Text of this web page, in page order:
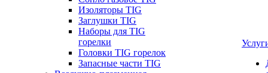
Изоляторы TIG
Заглушки TIG
Наборы для TIG
горелки
Головки TIG горелок
Запасные части TIG